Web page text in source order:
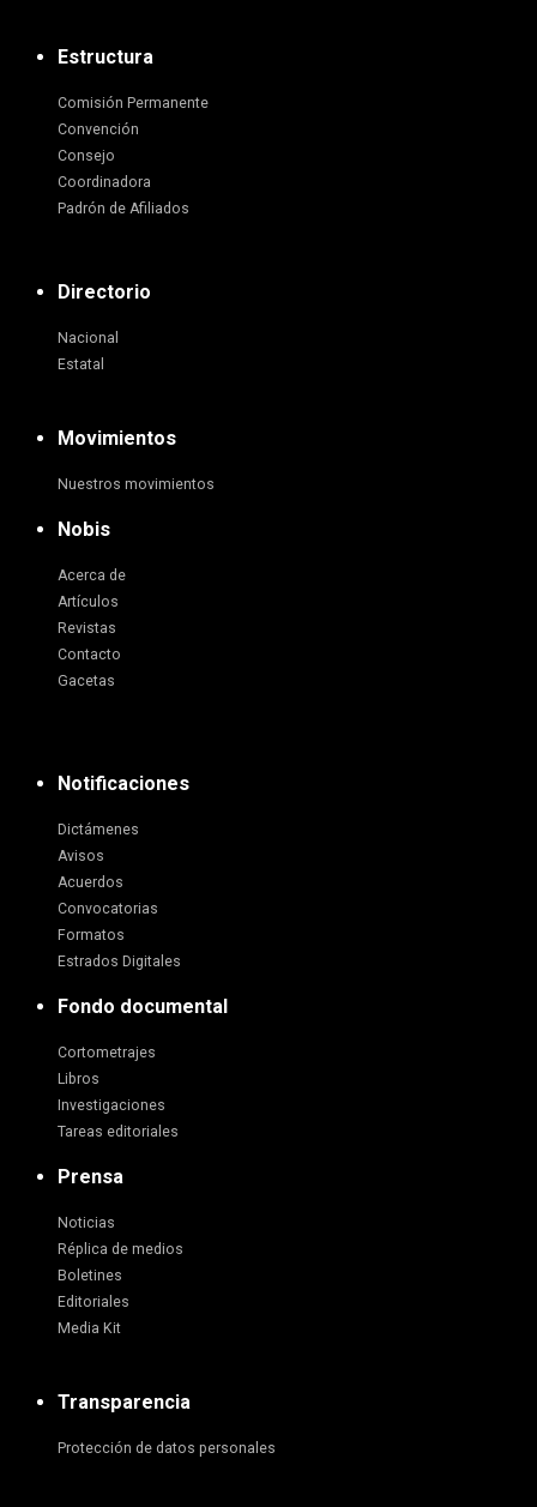
Estructura
Comisión Permanente
Convención
Consejo
Coordinadora
Padrón de Afiliados
Directorio
Nacional
Estatal
Movimientos
Nuestros movimientos
Nobis
Acerca de
Artículos
Revistas
Contacto
Gacetas
Notificaciones
Dictámenes
Avisos
Acuerdos
Convocatorias
Formatos
Estrados Digitales
Fondo documental
Cortometrajes
Libros
Investigaciones
Tareas editoriales
Prensa
Noticias
Réplica de medios
Boletines
Editoriales
Media Kit
Transparencia
Protección de datos personales